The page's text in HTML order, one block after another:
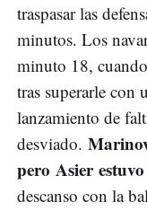
traspasar las
minutos. Los
minuto 18,
tras superarle con
lanzamiento de
desviado.
pero Asier
descanso con la